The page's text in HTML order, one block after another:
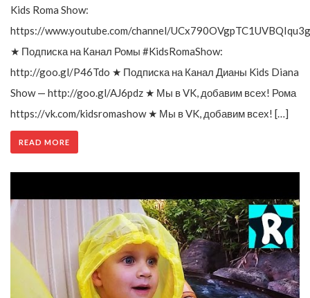
Kids Roma Show:
https://www.youtube.com/channel/
★ Подписка на Канал Ромы #KidsRomaShow:
http://goo.gl/P46Tdo ★ Подписка на Канал Дианы Kids Diana
Show — http://goo.gl/AJ6pdz ★ Мы в VK, добавим всех! Рома
https://vk.com/kidsromashow ★ Мы в VK, добавим всех! […]
READ MORE